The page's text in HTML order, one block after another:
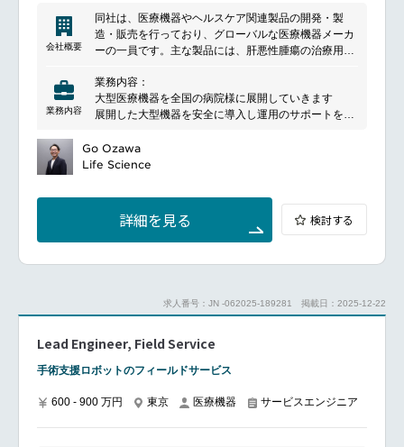
Cross-Functional LeadershipPartner with Sales,
Clinical Scientific Support, Marcom and CS to ensure
integrated execution of marketing and educational
initiatives across both domains.
Provide strategic direction and advanced sales
enablement for regional commercial teams and
Act as a strategic advisor to APAC leadership on
product marketing priorities spanning both Medical
Communication & Scientific EngagementDefine and
lead domain-specific and cross-domain
communication strategies, including congress
communications.
Strengthening brand reputation through scientific
credibility and stakeholder partnerships.
Performance Measurement & ReportingEstablish and
across both domains.
会社概要
同社は、医療機器やヘルスケア関連製品の開発・製
造・販売を行っており、グローバルな医療機器メーカ
ーの一員です。主な製品には、肝悪性腫瘍の治療用ア
オキシメータなどがあり、これらは病院や在宅医療で
使用され、安全性を確保するために設計されていま
す。医療現場のニーズに応じたカスタマイズ製品の提
質と性能の向上を図っています。グローバルなネット
ワークを通じて、医療機関と連携しながら、医療機器
業務内容
業務内容：
大型医療機器を全国の病院様に展開していきます
展開した大型機器を安全に導入し運用のサポートを行
大型機器を通じて手術プログラムの計画・展開、同社
の関連製品を含む機器の手術室内での準備及び洗浄・
アドバイスとトレーニングを実行します
これらの活動は各医療機関ごとに4か月～8か月ほど継
続して行われ、安全な機器使用に導くことをゴールと
します
協力して、同社の大型機器の運用準備を手術室で行い
必要な器具の洗浄および滅菌するように病院スタッフ
外科医のトレーニング計画を作成しオフサイトトレー
サポートスタッフのトレーニング計画を作成しオフサ
Go Ozawa
Life Science
詳細を見る 検討する
求人番号：JN -062025-189281 掲載日：2025-12-22
Lead Engineer, Field Service
手術支援ロボットのフィールドサービス
600 - 900 万円 東京 医療機器 サービスエンジニア